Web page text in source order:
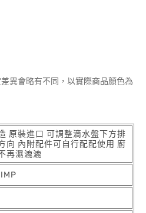
異會略有不同，以實際商品顏色為
原裝進口 可調整滴水盤下方排
向 內附配件可自行配配使用 廚
再濕漉漉